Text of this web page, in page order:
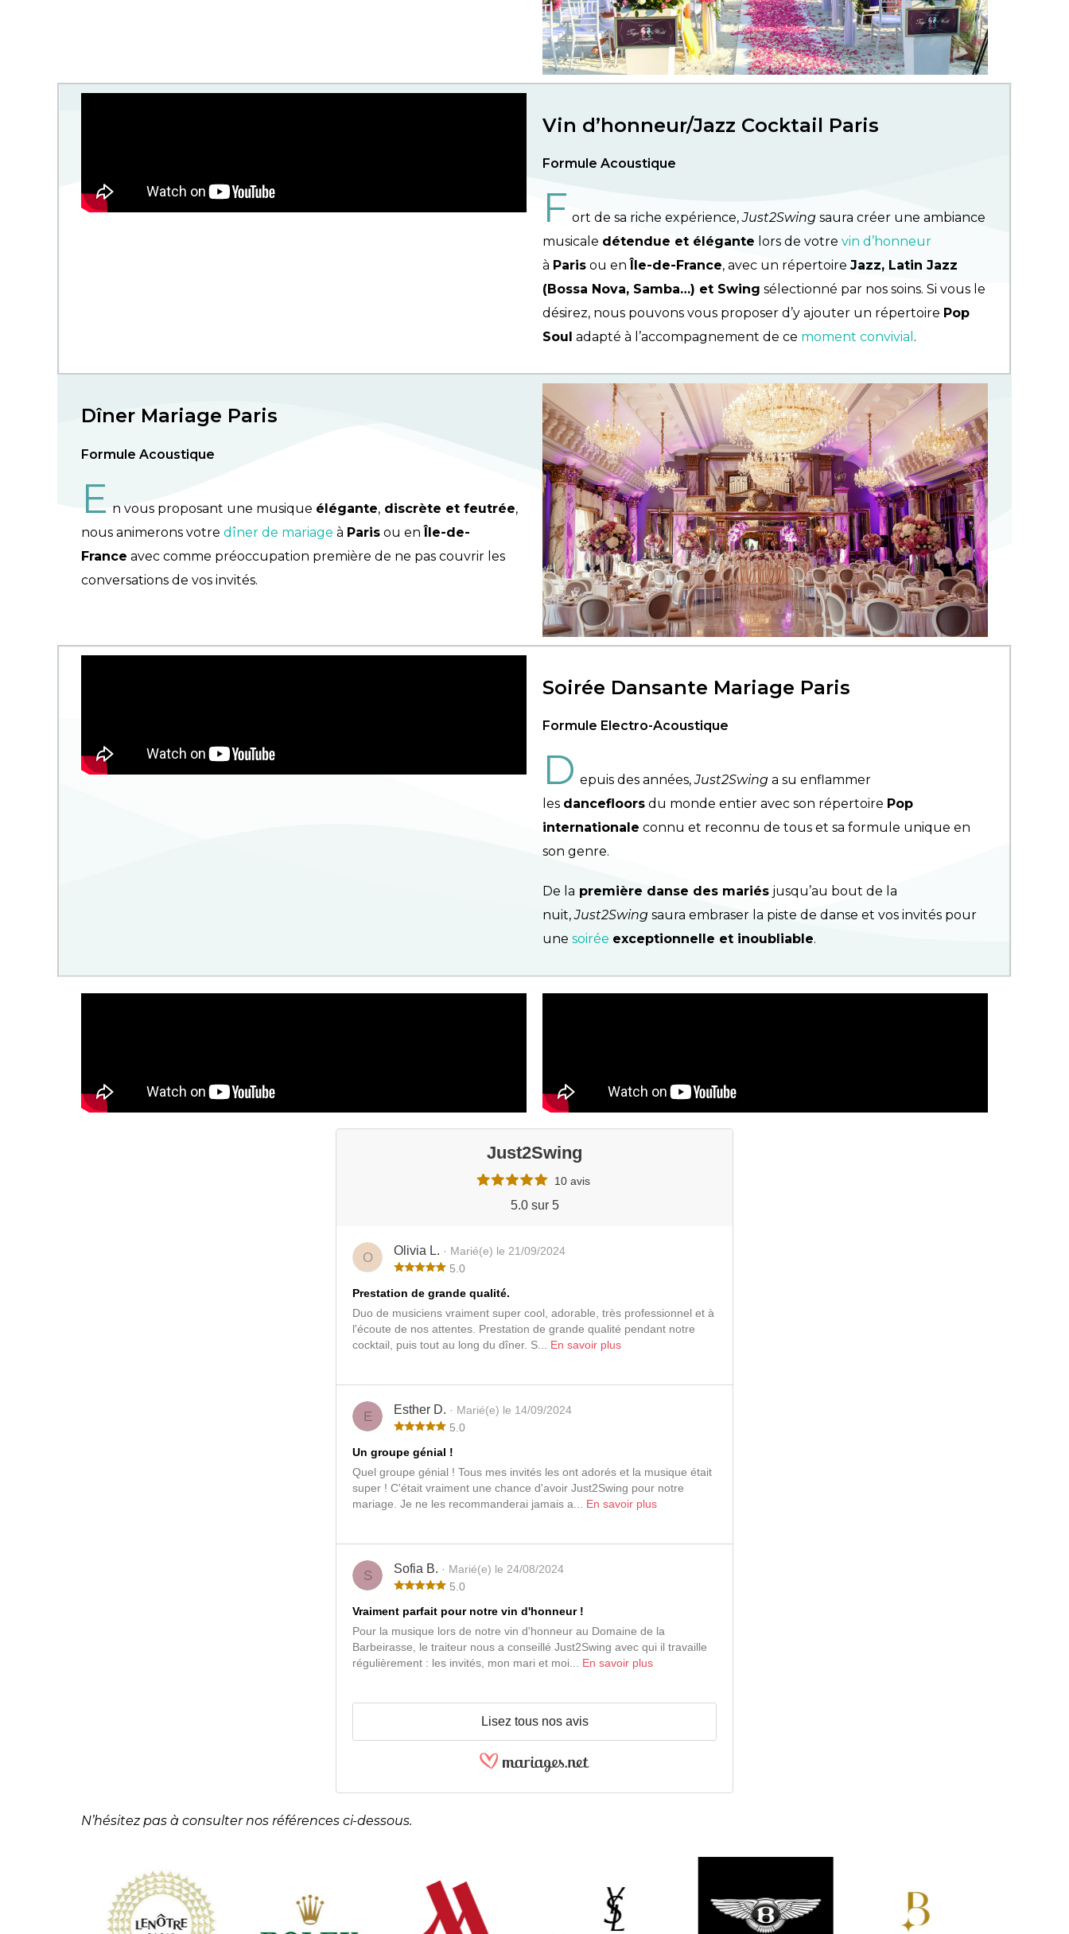
Vin d’honneur/Jazz Cocktail Paris
Formule Acoustique
F ort de sa riche expérience,Just2Swing saura créer une ambiance
musicale détendue et élégante lors de votre vin d’honneur
à Paris ou en Île-de-France, avec un répertoire Jazz, Latin Jazz
(Bossa Nova, Samba…) et Swing sélectionné par nos soins. Si vous le
désirez, nous pouvons vous proposer d’y ajouter un répertoire Pop
Soul adapté à l’accompagnement de ce moment convivial .
Dîner Mariage Paris
Formule Acoustique
E n vous proposant une musique élégante, discrète et feutrée,
nous animerons votre dîner de mariage à Paris ou enÎle-de-
France avec comme préoccupation première de ne pas couvrir les
conversations de vos invités.
Soirée Dansante Mariage Paris
Formule Electro-Acoustique
D epuis des années,Just2Swing a su enflammer
les dancefloors du monde entier avec son répertoire Pop
internationale connu et reconnu de tous et sa formule unique en
son genre.
De la première danse des mariés jusqu’au bout de la
nuit,Just2Swing saura embraser la piste de danse et vos invités pour
une soirée exceptionnelle et inoubliable.
Just2Swing
10 avis
5.0 sur 5
O Olivia L. · Marié(e) le 21/09/2024
5.0
Prestation de grande qualité.
Duo de musiciens vraiment super cool, adorable, très professionnel et à
l'écoute de nos attentes. Prestation de grande qualité pendant notre
cocktail, puis tout au long du dîner. S... En savoir plus
E Esther D. · Marié(e) le 14/09/2024
5.0
Un groupe génial !
Quel groupe génial ! Tous mes invités les ont adorés et la musique était
super ! C'était vraiment une chance d'avoir Just2Swing pour notre
mariage. Je ne les recommanderai jamais a... En savoir plus
S Sofia B. · Marié(e) le 24/08/2024
5.0
Vraiment parfait pour notre vin d'honneur !
Pour la musique lors de notre vin d'honneur au Domaine de la
Barbeirasse, le traiteur nous a conseillé Just2Swing avec qui il travaille
régulièrement : les invités, mon mari et moi... En savoir plus
Lisez tous nos avis
N’hésitez pas à consulter nos références ci-dessous.